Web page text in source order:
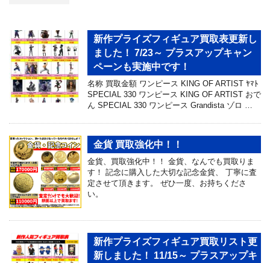
新作プライズフィギュア買取表更新し
ました！ 7/23～ プラスアップキャン
ペーンも実施中です！
名称 買取金額 ワンピース KING OF ARTIST ﾔﾏﾄ
SPECIAL 330 ワンピース KING OF ARTIST おで
ん SPECIAL 330 ワンピース Grandista ゾロ …
金貨 買取強化中！！
金貨、買取強化中！！ 金貨、なんでも買取りま
す！ 記念に購入した大切な記念金貨、 丁寧に査
定させて頂きます。 ぜひ一度、お持ちくださ
い。
新作プライズフィギュア買取リスト更
新しました！ 11/15～ プラスアップキ